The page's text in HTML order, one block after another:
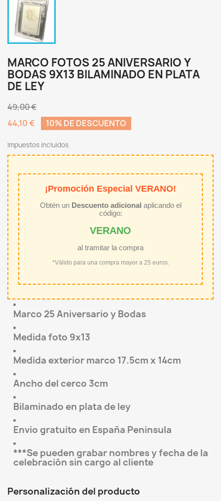
MARCO FOTOS 25 ANIVERSARIO Y
BODAS 9X13 BILAMINADO EN PLATA
DE LEY
49,00 €
44,10 €
10% DE DESCUENTO
Impuestos incluidos
¡Promoción Especial VERANO!
Obtén un Descuento adicional aplicando el
código:
VERANO
al tramitar la compra
*Válido para una compra mayor a 25 euros.
Marco 25 Aniversario y Bodas
Medida foto 9x13
Medida exterior marco 17.5cm x 14cm
Ancho del cerco 3cm
Bilaminado en plata de ley
Envio gratuito en España Peninsula
***Se pueden grabar nombres y fecha de la
celebración sin cargo al cliente
Personalización del producto